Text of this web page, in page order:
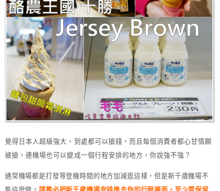
覺得日本人超級強大，到處都可以搶錢，而且每個消費者都心甘情願
被搶，連機場也可以變成一個行程安排的地方，你說強不強？
通常機場都是打發等登機時間的地方加減逛這樣，但是新千歲機場不